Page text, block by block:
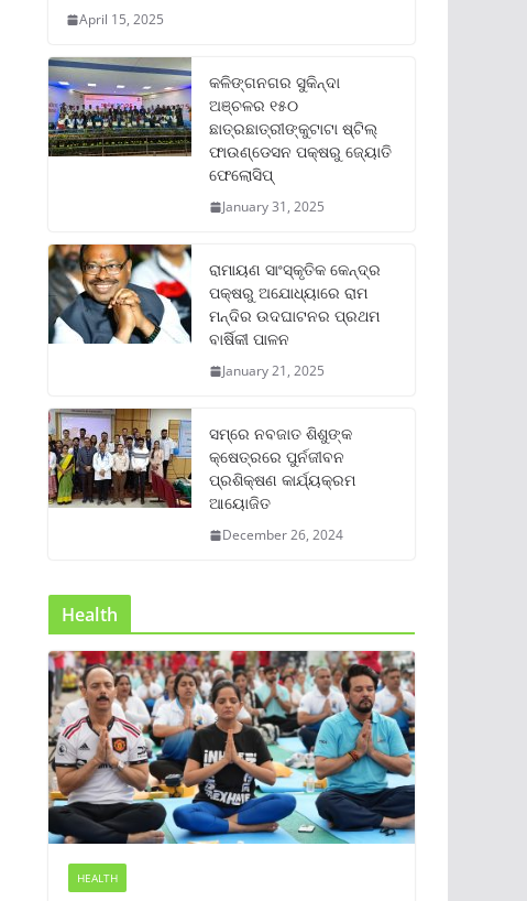
April 15, 2025
କଳିଙ୍ଗନଗର ସୁକିନ୍ଦା
ଅଞ୍ଚଳର ୧୫୦
ଛାତ୍ରଛାତ୍ରୀଙ୍କୁଟାଟା ଷ୍ଟିଲ୍
ଫାଉଣ୍ଡେସନ ପକ୍ଷରୁ ଜ୍ୟୋତି
ଫେଲୋସିପ୍‌
January 31, 2025
ରାମାୟଣ ସାଂସ୍କୃତିକ କେନ୍ଦ୍ର
ପକ୍ଷରୁ ଅଯୋଧ୍ୟାରେ ରାମ
ମନ୍ଦିର ଉଦଘାଟନର ପ୍ରଥମ
ବାର୍ଷିକୀ ପାଳନ
January 21, 2025
ସମ୍‌ରେ ନବଜାତ ଶିଶୁଙ୍କ
କ୍ଷେତ୍ରରେ ପୁର୍ନଜୀବନ
ପ୍ରଶିକ୍ଷଣ କାର୍ଯ୍ୟକ୍ରମ
ଆୟୋଜିତ
December 26, 2024
Health
HEALTH